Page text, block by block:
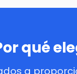
qué
a